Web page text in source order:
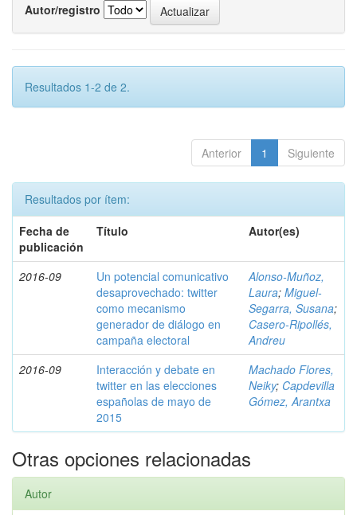
Autor/registro
Resultados 1-2 de 2.
Anterior 1 Siguiente
Resultados por ítem:
Fecha de
publicación
Título Autor(es)
2016-09
Un potencial comunicativo
desaprovechado: twitter
como mecanismo
generador de diálogo en
campaña electoral
Alonso-Muñoz,
Laura; Miguel-
Segarra, Susana;
Casero-Ripollés,
Andreu
2016-09
Interacción y debate en
twitter en las elecciones
españolas de mayo de
2015
Machado Flores,
Neiky; Capdevilla
Gómez, Arantxa
Otras opciones relacionadas
Autor